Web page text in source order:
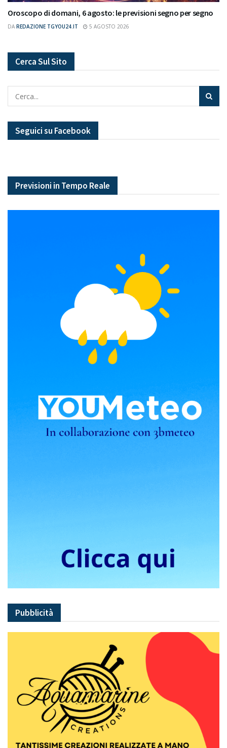
Oroscopo di domani, 6 agosto: le previsioni segno per segno
DA REDAZIONE TGYOU24.IT 5 AGOSTO 2026
Cerca Sul Sito
Seguici su Facebook
Previsioni in Tempo Reale
Pubblicità